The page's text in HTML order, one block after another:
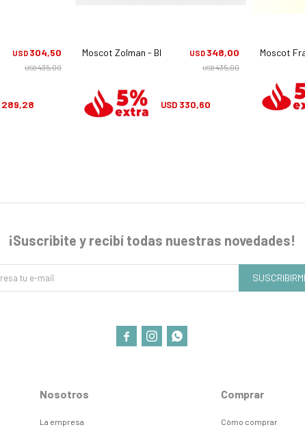
USD 304,50
USD435,00
289,28
Moscot Zolman - Black USD 348,00
USD435,00
USD 330,60
Moscot
Nosotros
La empresa
Comprar
Cómo comprar
¡Suscribite y recibí todas nuestras novedades!
  